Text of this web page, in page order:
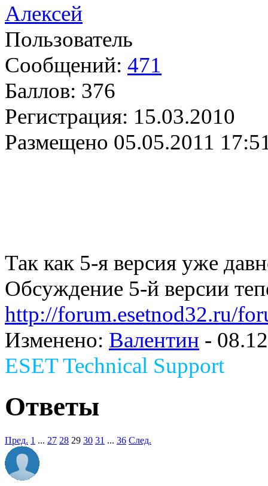
Алексей
Пользователь
Сообщений: 471
Баллов: 376
Регистрация: 15.03.2010
Размещено 05.05.2011
Так как 5-я версия уже
Обсуждение 5-й версии
http://forum.esetnod32.ru/
Изменено: Валентин -
ESET Technical Support
Ответы
Пред. 1 ... 27 28 29 30 31 ... 36 След.